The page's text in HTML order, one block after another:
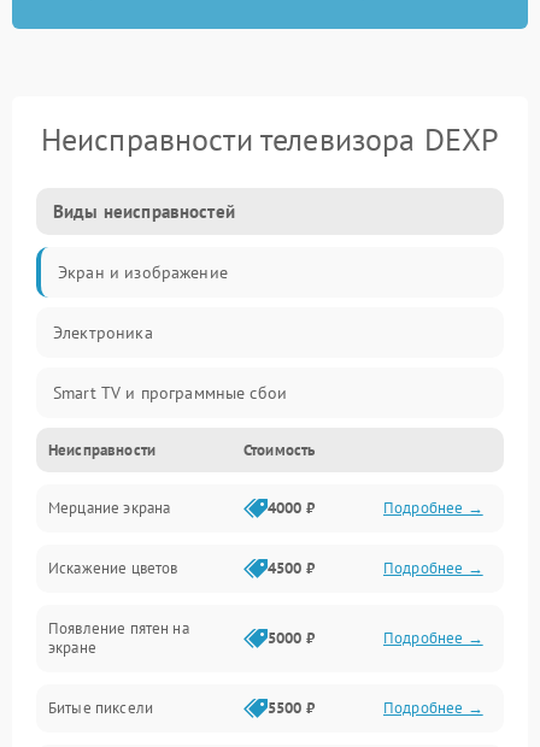
Неисправности телевизора DEXP
Виды неисправностей
Экран и изображение
Электроника
Smart TV и программные сбои
Питание и запуск
Подсветка и LED-модули
Звук и аудиосистема
Сигнал и приём каналов
Неисправности Стоимость
Мерцание экрана 4000 ₽ Подробнее →
Искажение цветов 4500 ₽ Подробнее →
Появление пятен на
экране
5000 ₽ Подробнее →
Битые пиксели 5500 ₽ Подробнее →